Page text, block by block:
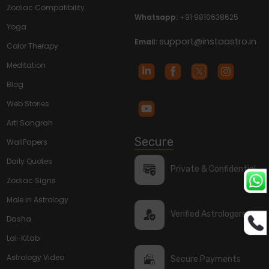
Zodiac Compatibility
Yoga
Color Therapy
Meditation
Blog
Web Stories
Arti Sangrah
WallPapers
Daily Quotes
Zodiac Signs
Mole in Astrology
Dasha
Lal-Kitab
Astrology Video
Whatsapp: +91 9810638625
Email: support@instaastro.in
Secure
Private & Confidential
Verified Astrologers
Secure Payments